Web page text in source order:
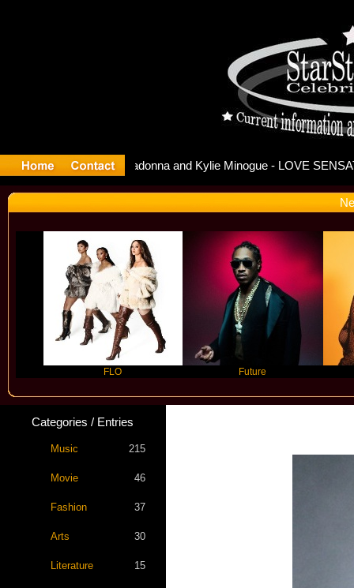
Categories / Entries
Music 215
Movie 46
Fashion 37
Arts 30
Literature 15